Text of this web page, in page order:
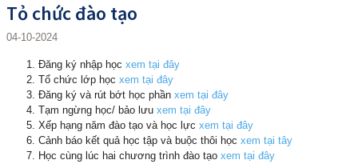
Tỏ chức đào tạo
04-10-2024
Đăng ký nhập học xem tại đây
Tổ chức lớp học xem tại đây
Đăng ký và rút bớt học phần xem tại đây
Tạm ngừng học/ bảo lưu xem tại đây
Xếp hạng năm đào tạo và học lực xem tại đây
Cảnh báo kết quả học tập và buộc thôi học xem tại tây
Học cùng lúc hai chương trình đào tạo xem tại đây